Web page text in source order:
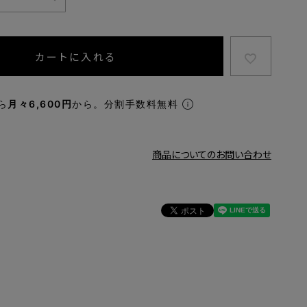
カートに入れる
月々6,600円から。分割手数料無料
商品についてのお問い合わせ